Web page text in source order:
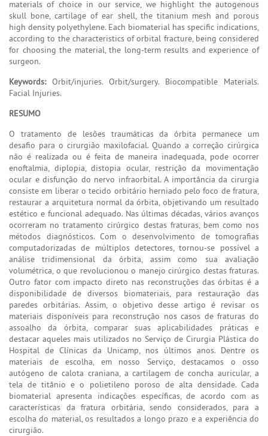
materials of choice in our service, we highlight the autogenous
skull bone, cartilage of ear shell, the titanium mesh and porous
high density polyethylene. Each biomaterial has specific indications,
according to the characteristics of orbital fracture, being considered
for choosing the material, the long-term results and experience of
surgeon.
Keywords:Orbit/injuries. Orbit/surgery. Biocompatible Materials.
Facial Injuries.
RESUMO
O tratamento de lesões traumáticas da órbita permanece um
desafio para o cirurgião maxilofacial. Quando a correção cirúrgica
não é realizada ou é feita de maneira inadequada, pode ocorrer
enoftalmia, diplopia, distopia ocular, restrição da movimentação
ocular e disfunção do nervo infraorbital. A importância da cirurgia
consiste em liberar o tecido orbitário herniado pelo foco de fratura,
restaurar a arquitetura normal da órbita, objetivando um resultado
estético e funcional adequado. Nas últimas décadas, vários avanços
ocorreram no tratamento cirúrgico destas fraturas, bem como nos
métodos diagnósticos. Com o desenvolvimento de tomografias
computadorizadas de múltiplos detectores, tornou-se possível a
análise tridimensional da órbita, assim como sua avaliação
volumétrica, o que revolucionou o manejo cirúrgico destas fraturas.
Outro fator com impacto direto nas reconstruções das órbitas é a
disponibilidade de diversos biomateriais, para restauração das
paredes orbitárias. Assim, o objetivo desse artigo é revisar os
materiais disponíveis para reconstrução nos casos de fraturas do
assoalho da órbita, comparar suas aplicabilidades práticas e
destacar aqueles mais utilizados no Serviço de Cirurgia Plástica do
Hospital de Clínicas da Unicamp, nos últimos anos. Dentre os
materiais de escolha, em nosso Serviço, destacamos o osso
autógeno de calota craniana, a cartilagem de concha auricular, a
tela de titânio e o polietileno poroso de alta densidade. Cada
biomaterial apresenta indicações específicas, de acordo com as
características da fratura orbitária, sendo considerados, para a
escolha do material, os resultados a longo prazo e a experiência do
cirurgião.